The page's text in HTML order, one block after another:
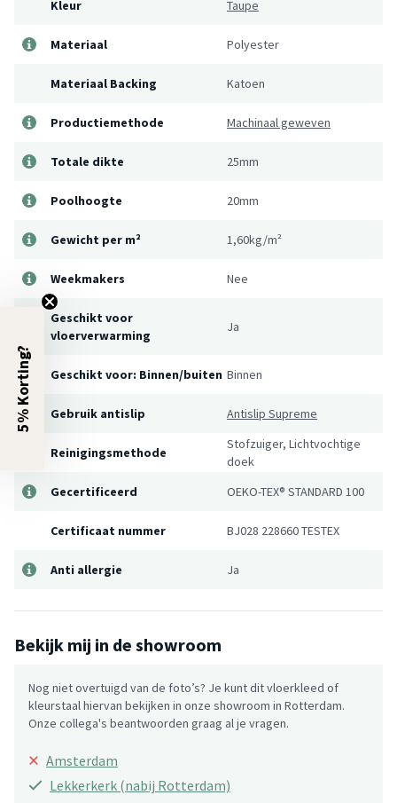
Kleur Taupe
Materiaal Polyester
Materiaal Backing Katoen
Productiemethode Machinaal geweven
Totale dikte 25mm
Poolhoogte 20mm
Gewicht per m² 1,60kg/m²
Weekmakers Nee
Geschikt voor
vloerverwarming
Ja
Geschikt voor: Binnen/buiten Binnen
Gebruik antislip Antislip Supreme
Reinigingsmethode
Stofzuiger, Lichtvochtige
doek
Gecertificeerd
OEKO-TEX® STANDARD 100
Certificaat nummer BJ028 228660 TESTEX
Anti allergie Ja
Bekijk mij in de showroom
Nog niet overtuigd van de foto’s? Je kunt dit vloerkleed of
kleurstaal hiervan bekijken in onze showroom in Rotterdam.
Onze collega's beantwoorden graag al je vragen.
× Amsterdam
Lekkerkerk (nabij Rotterdam)
5% Korting?